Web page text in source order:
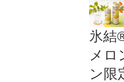
氷結
メロ
ン限